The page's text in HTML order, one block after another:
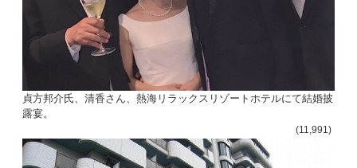
貞方邦介氏、清香さん、熱海リラックスリゾートホテルにて結婚披
露宴。
(11,991)